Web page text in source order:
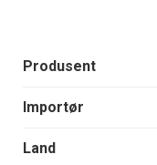
Produsent
Importør
Land